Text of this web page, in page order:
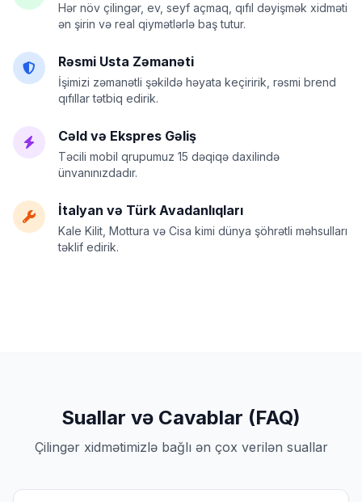
Hər növ çilingər, ev, seyf açmaq, qıfıl dəyişmək xidməti
ən şirin və real qiymətlərlə baş tutur.
Rəsmi Usta Zəmanəti
İşimizi zəmanətli şəkildə həyata keçiririk, rəsmi brend
qıfıllar tətbiq edirik.
Cəld və Ekspres Gəliş
Təcili mobil qrupumuz 15 dəqiqə daxilində
ünvanınızdadır.
İtalyan və Türk Avadanlıqları
Kale Kilit, Mottura və Cisa kimi dünya şöhrətli məhsulları
təklif edirik.
Suallar və Cavablar (FAQ)
Çilingər xidmətimizlə bağlı ən çox verilən suallar